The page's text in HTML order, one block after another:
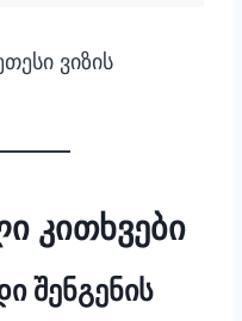
ვიზის
კითხვები
შენგენის